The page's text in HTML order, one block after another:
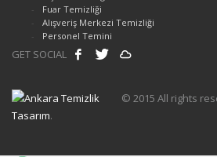
Fuar Temizliği
Alışveriş Merkezi Temizliği
Personel Temini
GET SOCIAL
© 2015 All rights
Tasarım.